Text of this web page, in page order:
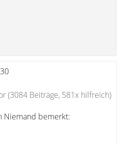
(3084 Beiträge, 581x hilfreich)
Niemand bemerkt: